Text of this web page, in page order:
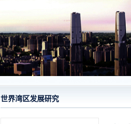
世界湾区发展研究